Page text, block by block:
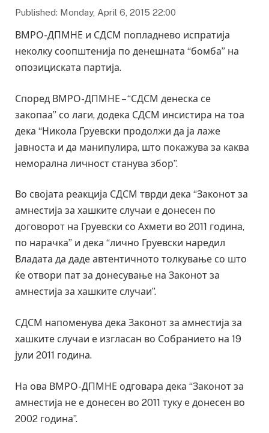
Published: Monday, April 6, 2015 22:00
ВМРО-ДПМНЕ и СДСМ попладнево испратија
неколку соопштенија по денешната “бомба” на
опозициската партија.
Според ВМРО-ДПМНЕ – “СДСМ денеска се
закопаа” со лаги, додека СДСМ инсистира на тоа
дека “Никола Груевски продолжи да ја лаже
јавноста и да манипулира, што покажува за каква
неморална личност станува збор”.
Во својата реакција СДСМ тврди дека “Законот за
амнестија за хашките случаи е донесен по
договорот на Груевски со Ахмети во 2011 година,
по нарачка” и дека “лично Груевски наредил
Владата да даде автентичното толкување со што
ќе отвори пат за донесување на Законот за
амнестија за хашките случаи”.
СДСМ напоменува дека Законот за амнестија за
хашките случаи е изгласан во Собранието на 19
јули 2011 година.
На ова ВМРО-ДПМНЕ одговара дека “Законот за
амнестија не е донесен во 2011 туку е донесен во
2002 година”.